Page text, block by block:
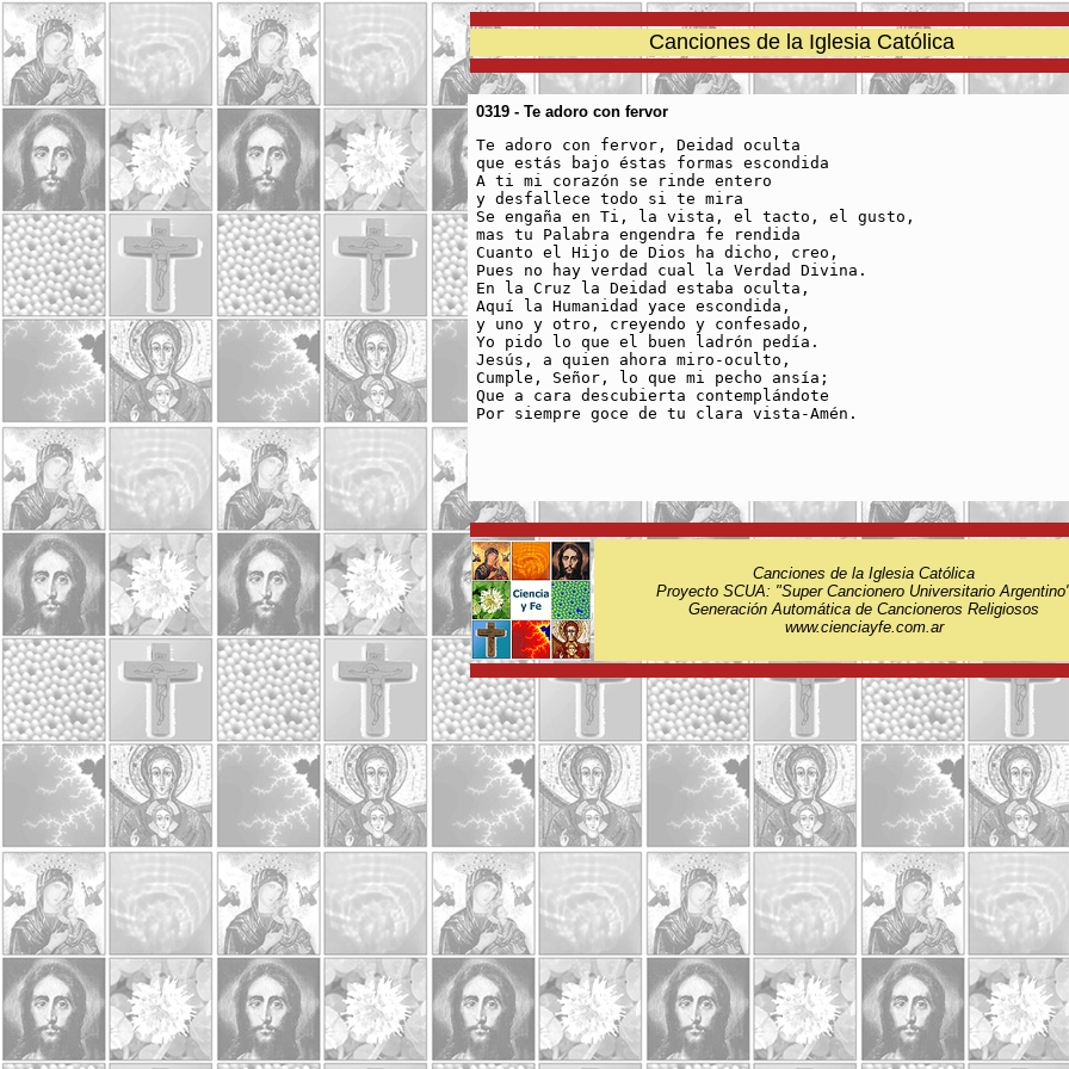
Canciones de la Iglesia Católica
0319 - Te adoro con fervor
Te adoro con fervor, Deidad oculta
que estás bajo éstas formas escondida
A ti mi corazón se rinde entero
y desfallece todo si te mira
Se engaña en Ti, la vista, el tacto, el gusto,
mas tu Palabra engendra fe rendida
Cuanto el Hijo de Dios ha dicho, creo,
Pues no hay verdad cual la Verdad Divina.
En la Cruz la Deidad estaba oculta,
Aquí la Humanidad yace escondida,
y uno y otro, creyendo y confesado,
Yo pido lo que el buen ladrón pedía.
Jesús, a quien ahora miro-oculto,
Cumple, Señor, lo que mi pecho ansía;
Que a cara descubierta contemplándote
Por siempre goce de tu clara vista-Amén.
Canciones de la Iglesia Católica
Proyecto SCUA: "Super Cancionero Universitario
Generación Automática de Cancioneros Religiosos
www.cienciayfe.com.ar